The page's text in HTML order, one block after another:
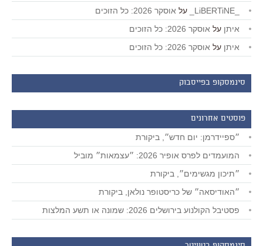
על אוסקר 2026: כל הזוכים
איתן על אוסקר 2026: כל הזוכים
איתן על אוסקר 2026: כל הזוכים
סינמסקופ בפייסבוק
פוסטים אחרונים
״ספיידרמן: יום חדש״, ביקורת
המועמדים לפרס אופיר 2026: ״עצמאות״ מוביל
״תיכון מגשימים״, ביקורת
״האודיסאה״ של כריסטופר נולאן, ביקורת
פסטיבל הקולנוע בירושלים 2026: שמונה או תשע המלצות